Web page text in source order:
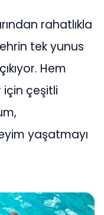
rahatlıkla
tek yunus
Hem
çeşitli
yaşatmayı